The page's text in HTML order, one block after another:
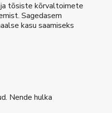
tõsiste kõrvaltoimete
Sagedasem
kasu saamiseks
Nende hulka